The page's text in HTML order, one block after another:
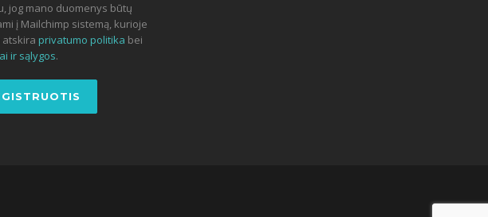
jog mano duomenys būtų
į Mailchimp sistemą, kurioje
atskira privatumo politika bei
ir sąlygos.